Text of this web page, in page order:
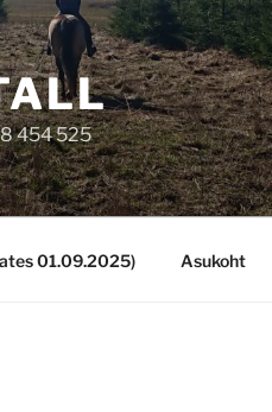
454 525
01.09.2025) Asukoht